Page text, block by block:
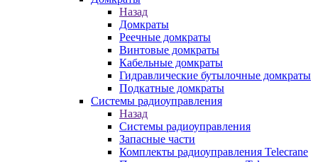
Назад
Домкраты
Реечные домкраты
Винтовые домкраты
Кабельные домкраты
Гидравлические бутылочные домкраты
Подкатные домкраты
Системы радиоуправления
Назад
Системы радиоуправления
Запасные части
Комплекты радиоуправления Telecrane